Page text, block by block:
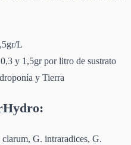
L
y 1,5gr por litro de sustrato
y Tierra
G. intraradices, G.